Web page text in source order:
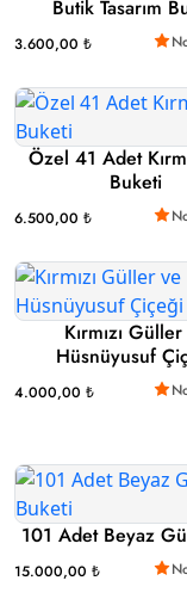
Butik Tasarım
3.600,00 ₺
Özel 41 Adet
Buketi
6.500,00 ₺
Kırmızı
Hüsnüyusuf
4.000,00 ₺
101 Adet Beyaz
15.000,00 ₺